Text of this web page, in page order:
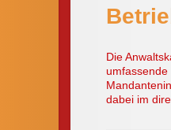
Die
dabei im